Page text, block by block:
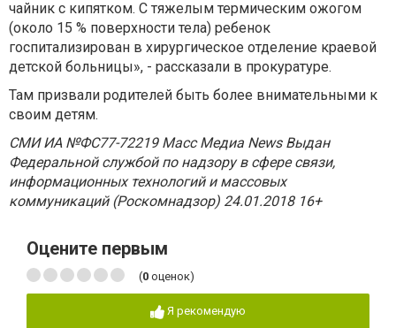
чайник с кипятком. С тяжелым термическим ожогом
(около 15 % поверхности тела) ребенок
госпитализирован в хирургическое отделение краевой
детской больницы», - рассказали в прокуратуре.
Там призвали родителей быть более внимательными к
своим детям.
СМИ ИА №ФС77-72219 Масс Медиа News Выдан
Федеральной службой по надзору в сфере связи,
информационных технологий и массовых
коммуникаций (Роскомнадзор) 24.01.2018 16+
Оцените первым
(0 оценок)
Я рекомендую